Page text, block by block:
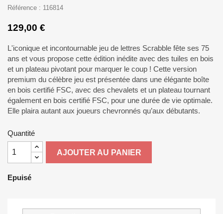
Référence : 116814
129,00 €
L'iconique et incontournable jeu de lettres Scrabble fête ses 75
ans et vous propose cette édition inédite avec des tuiles en bois
et un plateau pivotant pour marquer le coup ! Cette version
premium du célèbre jeu est présentée dans une élégante boîte
en bois certifié FSC, avec des chevalets et un plateau tournant
également en bois certifié FSC, pour une durée de vie optimale.
Elle plaira autant aux joueurs chevronnés qu’aux débutants.
Quantité
AJOUTER AU PANIER
Epuisé